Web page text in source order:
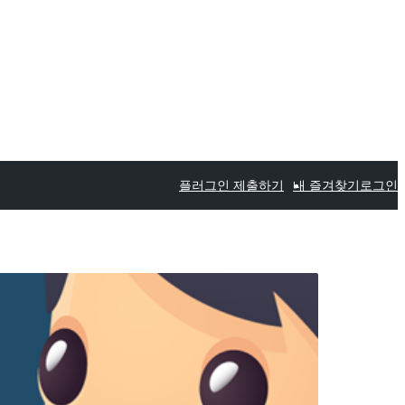
플러그인 제출하기 내 즐겨찾기 로그인